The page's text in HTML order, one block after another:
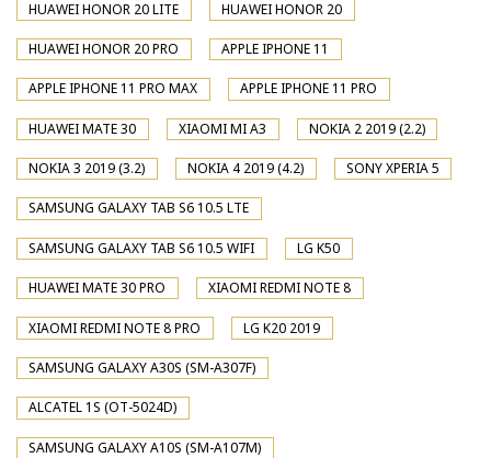
HUAWEI HONOR 20 LITE HUAWEI HONOR 20
HUAWEI HONOR 20 PRO APPLE IPHONE 11
APPLE IPHONE 11 PRO MAX APPLE IPHONE 11 PRO
HUAWEI MATE 30 XIAOMI MI A3 NOKIA 2 2019 (2.2)
NOKIA 3 2019 (3.2) NOKIA 4 2019 (4.2) SONY XPERIA 5
SAMSUNG GALAXY TAB S6 10.5 LTE
SAMSUNG GALAXY TAB S6 10.5 WIFI LG K50
HUAWEI MATE 30 PRO XIAOMI REDMI NOTE 8
XIAOMI REDMI NOTE 8 PRO LG K20 2019
SAMSUNG GALAXY A30S (SM-A307F)
ALCATEL 1S (OT-5024D)
SAMSUNG GALAXY A10S (SM-A107M)